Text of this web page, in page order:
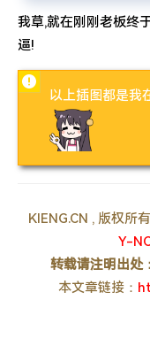
我草,就在刚刚老板终
逼!
以上插图都是我
KIENG.CN , 版权所
Y-
转载请注明出处：
本文章链接：